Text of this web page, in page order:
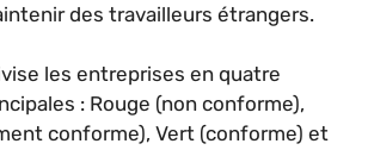
des travailleurs étrangers.
les entreprises en quatre
: Rouge (non conforme),
conforme), Vert (conforme) et